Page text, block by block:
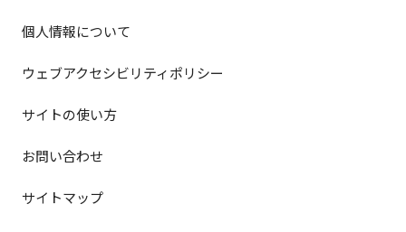
個人情報について
ウェブアクセシビリティポリシー
サイトの使い方
お問い合わせ
サイトマップ